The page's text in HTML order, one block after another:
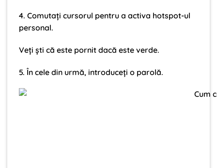
4. Comutați cursorul pentru a activa hotspot-ul
personal.
Veți ști că este pornit dacă este verde.
5. În cele din urmă, introduceți o parolă.